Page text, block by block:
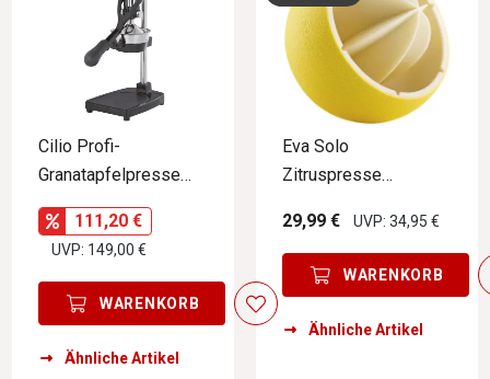
Cilio Profi-
Granatapfelpresse
LIVORNO
111,20 €
UVP: 149,00 €
WARENKORB
Ähnliche Artikel
Eva Solo
Zitruspresse
29,99 €
UVP: 34,95 €
WARENKORB
Ähnliche Artikel